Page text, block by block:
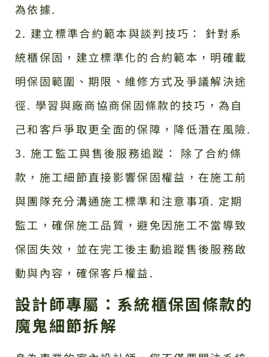
為依據.
2. 建立標準合約範本與談判技巧： 針對系
統櫃保固，建立標準化的合約範本，明確載
明保固範圍、期限、維修方式及爭議解決途
徑. 學習與廠商協商保固條款的技巧，為自
己和客戶爭取更全面的保障，降低潛在風險.
3. 施工監工與售後服務追蹤： 除了合約條
款，施工細節直接影響保固權益，在施工前
與團隊充分溝通施工標準和注意事項. 定期
監工，確保施工品質，避免因施工不當導致
保固失效，並在完工後主動追蹤售後服務啟
動與內容，確保客戶權益.
設計師專屬：系統櫃保固條款的
魔鬼細節拆解